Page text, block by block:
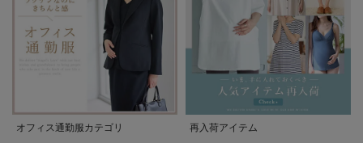
オフィス通勤服カテゴリ 再入荷アイテム